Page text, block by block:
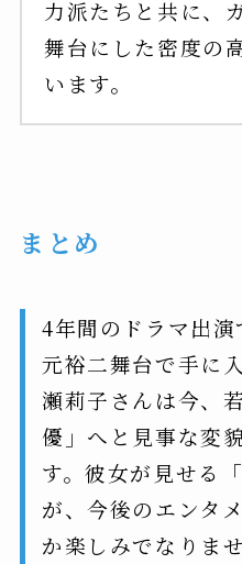
力派たちと共に、
舞台にした密度の
います。
まとめ
4年間のドラマ出
元裕二舞台で手に
瀬莉子さんは今、
優」へと見事な変
す。彼女が見せる
が、今後のエンタ
か楽しみでなりませ